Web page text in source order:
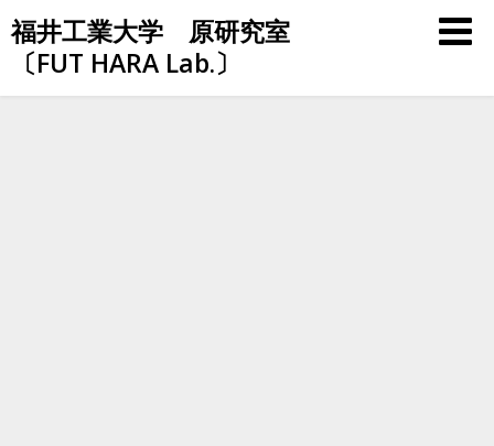
Skip
to
content
福井工業大学 原研究室
〔FUT HARA Lab.〕